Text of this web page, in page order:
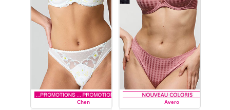
Chen Avero